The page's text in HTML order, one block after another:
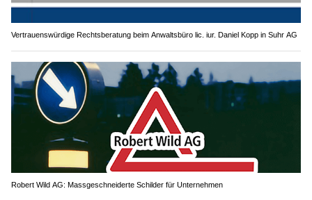
Vertrauenswürdige Rechtsberatung beim Anwaltsbüro lic. iur. Daniel Kopp in Suhr AG
Robert Wild AG: Massgeschneiderte Schilder für Unternehmen